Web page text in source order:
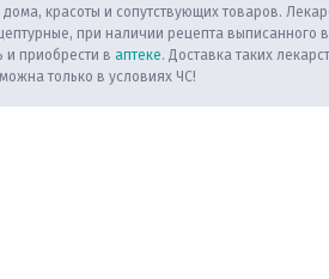
красоты и сопутствующих товаров.
при наличии рецепта выписанного
приобрести в аптеке. Доставка таких
только в условиях ЧС!